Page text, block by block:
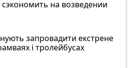
на возведении
запровадити екстрене
і тролейбусах